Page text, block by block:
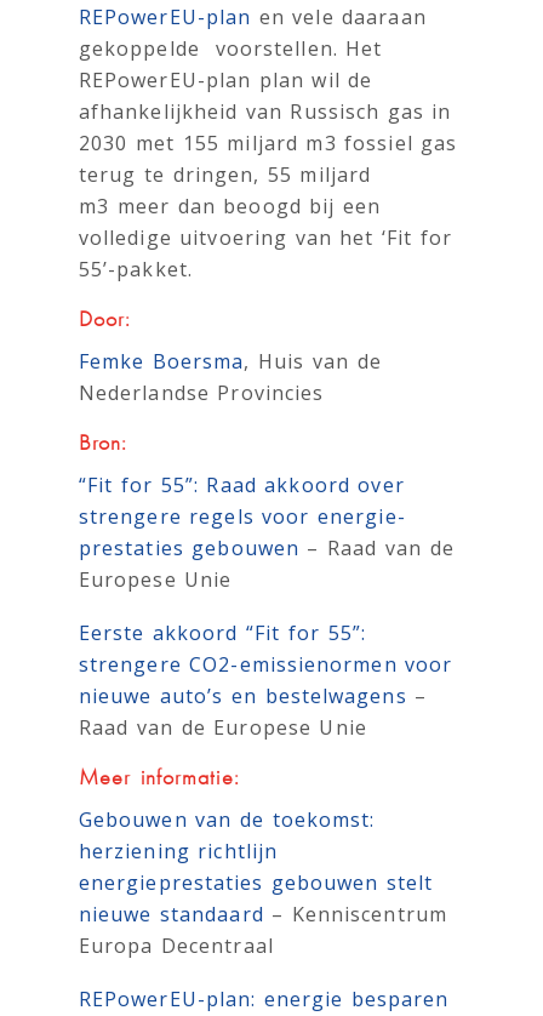
REPowerEU-plan en vele daaraan
gekoppelde voorstellen. Het
REPowerEU-plan plan wil de
afhankelijkheid van Russisch gas in
2030 met 155 miljard m3 fossiel gas
terug te dringen, 55 miljard
m3 meer dan beoogd bij een
volledige uitvoering van het ‘Fit for
55’-pakket.
Door:
Femke Boersma, Huis van de
Nederlandse Provincies
Bron:
“Fit for 55”: Raad akkoord over
strengere regels voor energie­
prestaties gebouwen – Raad van de
Europese Unie
Eerste akkoord “Fit for 55”:
strengere CO2-emissie­normen voor
nieuwe auto’s en bestelwagens –
Raad van de Europese Unie
Meer informatie:
Gebouwen van de toekomst:
herziening richtlijn
energieprestaties gebouwen stelt
nieuwe standaard – Kenniscentrum
Europa Decentraal
REPowerEU-plan: energie besparen